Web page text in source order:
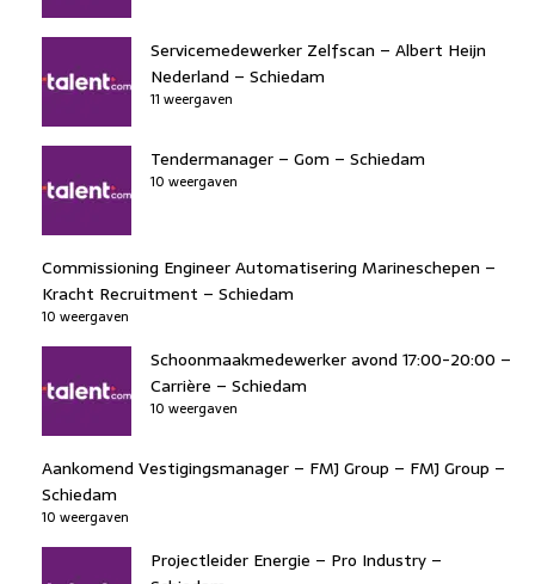
Servicemedewerker Zelfscan – Albert Heijn
Nederland – Schiedam
11 weergaven
Tendermanager – Gom – Schiedam
10 weergaven
Commissioning Engineer Automatisering Marineschepen –
Kracht Recruitment – Schiedam
10 weergaven
Schoonmaakmedewerker avond 17:00-20:00 –
Carrière – Schiedam
10 weergaven
Aankomend Vestigingsmanager – FMJ Group – FMJ Group –
Schiedam
10 weergaven
Projectleider Energie – Pro Industry –